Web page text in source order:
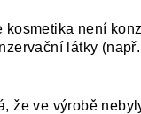
kosmetika není
látky
že ve výrobě